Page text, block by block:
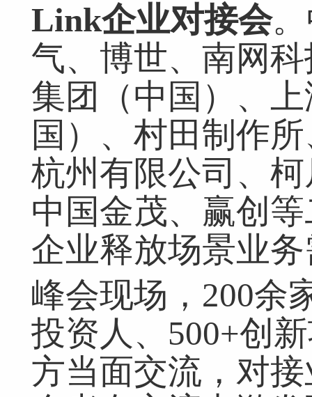
Link企业对接会
气、博世、南网
集团（中国）、
国）、村田制作
杭州有限公司、
中国金茂、赢创
企业释放场景业
峰会现场，200余
投资人、500+创
方当面交流，对